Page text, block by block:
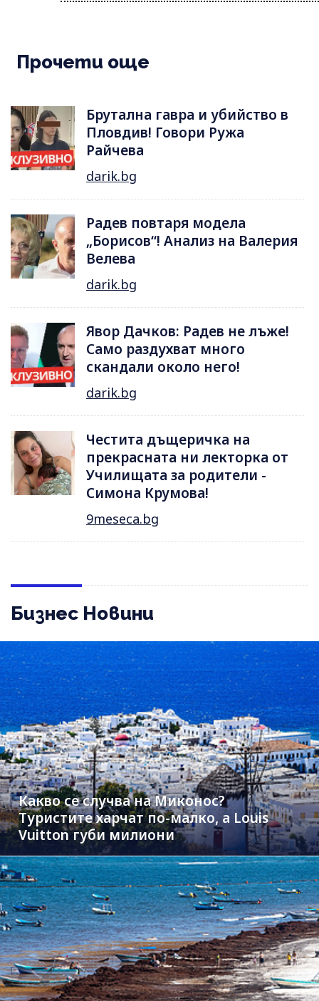
Прочети още
Брутална гавра и убийство в
Пловдив! Говори Ружа
Райчева
darik.bg
Радев повтаря модела
„Борисов“! Анализ на Валерия
Велева
darik.bg
Явор Дачков: Радев не лъже!
Само раздухват много
скандали около него!
darik.bg
Честита дъщеричка на
прекрасната ни лекторка от
Училищата за родители -
Симона Крумова!
9meseca.bg
Бизнес Новини
Какво се случва на Миконос?
Туристите харчат по-малко, а Louis
Vuitton губи милиони